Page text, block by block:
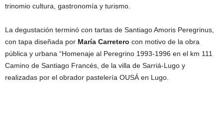
trinomio cultura, gastronomía y turismo.
La degustación terminó con tartas de Santiago Amoris Peregrinus,
con tapa diseñada por María Carretero con motivo de la obra
pública y urbana “Homenaje al Peregrino 1993-1996 en el km 111
Camino de Santiago Francés, de la villa de Sarriá-Lugo y
realizadas por el obrador pastelería OUSÁ en Lugo.